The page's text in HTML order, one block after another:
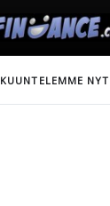
KUUNTELEMME NYT